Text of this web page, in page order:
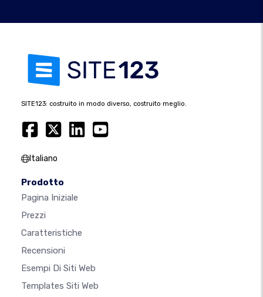
SITE123: costruito in modo diverso, costruito meglio.
Italiano
Prodotto
Pagina Iniziale
Prezzi
Caratteristiche
Recensioni
Esempi Di Siti Web
Templates Siti Web